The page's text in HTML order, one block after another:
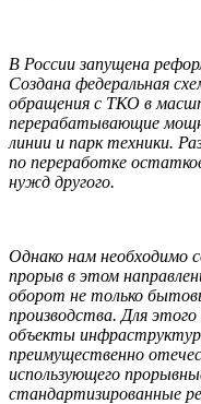
В России запущена
Создана федеральная
обращения с ТКО в
перерабатывающие
линии и парк техники.
по переработке
нужд другого.
Однако нам необходимо
прорыв в этом
оборот не только
производства. Для
объекты
преимущественно
использующего
стандартизированные